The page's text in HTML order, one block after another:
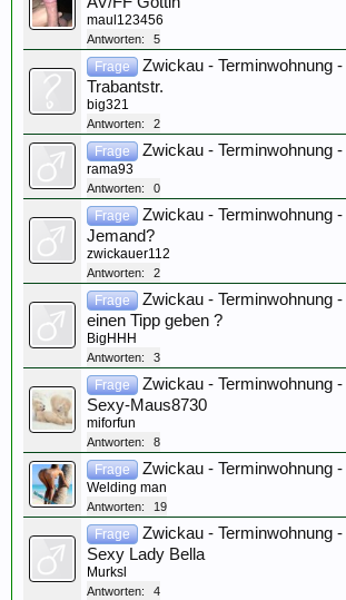
maul123456
Antworten: 5
Frage
Zwickau - Terminwohnung
Trabantstr.
big321
Antworten: 2
Frage Zwickau - Terminwohnung
rama93
Antworten: 0
Frage
Zwickau - Terminwohnung
Jemand?
zwickauer112
Antworten: 2
Frage
Zwickau - Terminwohnung
einen Tipp geben ?
BigHHH
Antworten: 3
Frage
Zwickau - Terminwohnung
Sexy-Maus8730
miforfun
Antworten: 8
Frage Zwickau - Terminwohnung
Welding man
Antworten: 19
Frage
Zwickau - Terminwohnung
Sexy Lady Bella
Murksl
Antworten: 4